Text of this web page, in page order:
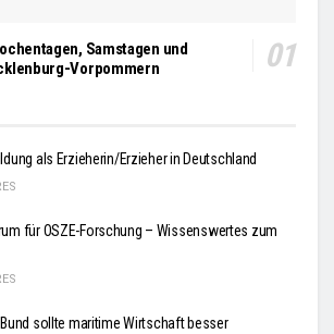
Samstagen und
Vorpommern
als Erzieherin/Erzieher in Deutschland
für OSZE-Forschung – Wissenswertes zum
Bund sollte maritime Wirtschaft besser